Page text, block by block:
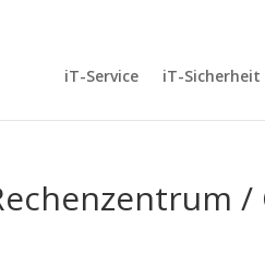
iT-Service iT-Sicherheit